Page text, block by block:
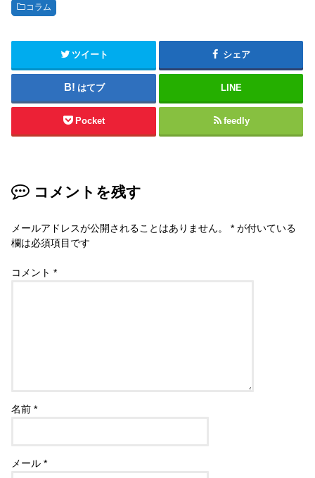
コラム
ツイート シェア
はてブ LINE
Pocket feedly
コメントを残す
メールアドレスが公開されることはありません。 * が付いている
欄は必須項目です
コメント*
名前*
メール*